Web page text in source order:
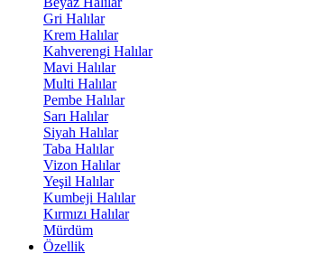
Gri Halılar
Krem Halılar
Kahverengi Halılar
Mavi Halılar
Multi Halılar
Pembe Halılar
Sarı Halılar
Siyah Halılar
Taba Halılar
Vizon Halılar
Yeşil Halılar
Kumbeji Halılar
Kırmızı Halılar
Mürdüm
Özellik